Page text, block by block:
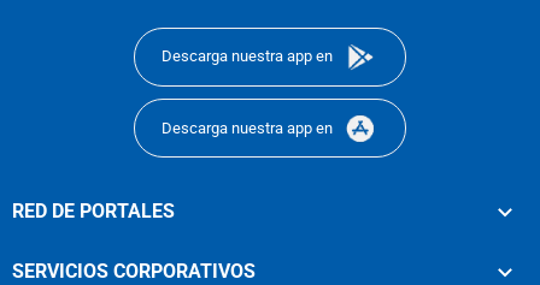
Descarga nuestra app en
Descarga nuestra app en
RED DE PORTALES
SERVICIOS CORPORATIVOS